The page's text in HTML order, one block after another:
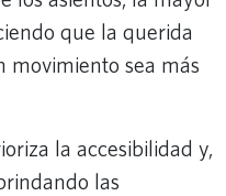
que la querida
movimiento sea más
la accesibilidad y,
las